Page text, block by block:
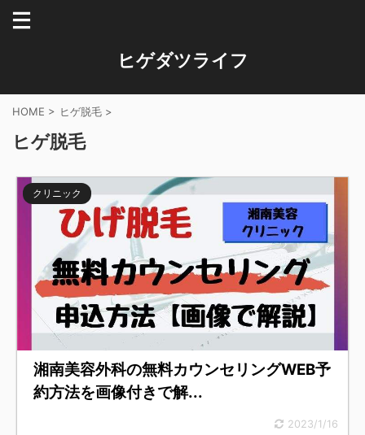
ヒゲダツライフ
HOME > ヒゲ脱毛 >
ヒゲ脱毛
クリニック
湘南美容外科の無料カウンセリングWEB予
約方法を画像付きで解...
2023/1/16